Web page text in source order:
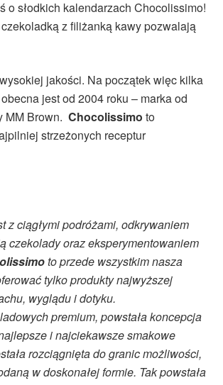
o słodkich kalendarzach Chocolissimo!
z filiżanką kawy pozwalają
jakości. Na początek więc kilka
jest od 2004 roku – marka od
MM Brown. Chocolissimo to
strzeżonych receptur
z ciągłymi podróżami, odkrywaniem
czekolady oraz eksperymentowaniem
to przede wszystkim nasza
tylko produkty najwyższej
wyglądu i dotyku.
premium, powstała koncepcja
i najciekawsze smakowe
rozciągnięta do granic możliwości,
w doskonałej formie. Tak powstała